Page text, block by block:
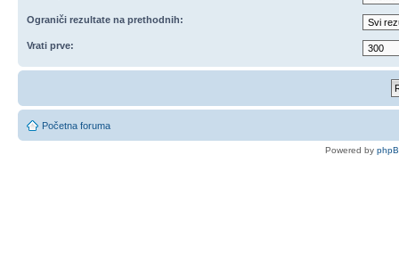
Ograniči rezultate na prethodnih:
Vrati prve:
Početna foruma
Powered by